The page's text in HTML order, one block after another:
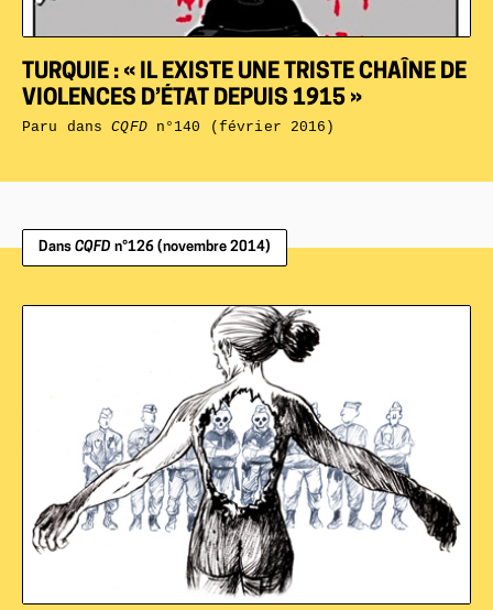
TURQUIE : « IL EXISTE UNE TRISTE CHAÎNE DE
VIOLENCES D’ÉTAT DEPUIS 1915 »
Paru dansCQFDn°140 (février 2016)
Dans CQFD n°126 (novembre 2014)